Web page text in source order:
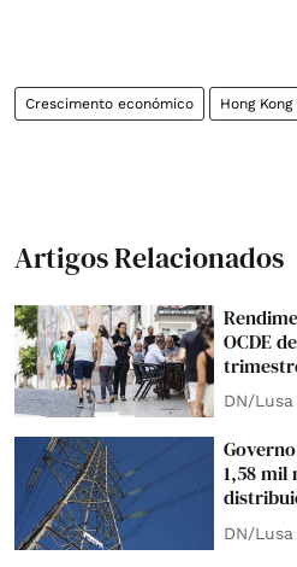
Crescimento económico Hong Kong
Artigos Relacionados
OCDE
DN/Lusa
1,58 mil
DN/Lusa